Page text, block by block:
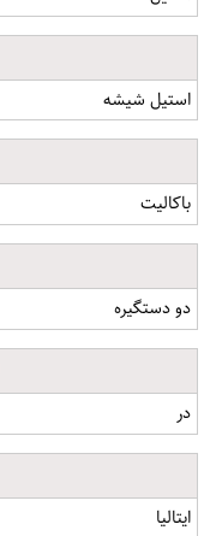
استیل شیشه
باکالیت
دو دستگیره
در
ایتالیا